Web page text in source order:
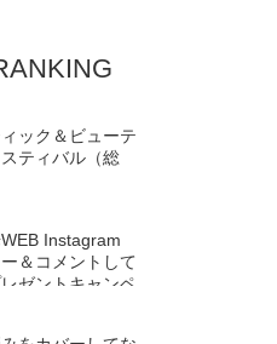
ック＆ビューテ
ティバル（総
Instagram
ー＆コメントして
ゼントキャンペ